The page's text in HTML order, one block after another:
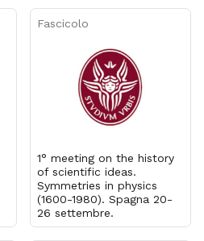
Fascicolo
1° meeting on the history
of scientific ideas.
Symmetries in physics
(1600-1980). Spagna 20-
26 settembre.